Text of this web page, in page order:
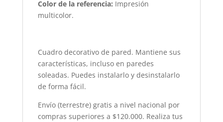
Color de la referencia: Impresión
multicolor.
Cuadro decorativo de pared. Mantiene sus
características, incluso en paredes
soleadas. Puedes instalarlo y desinstalarlo
de forma fácil.
Envío (terrestre) gratis a nivel nacional por
compras superiores a $120.000. Realiza tus